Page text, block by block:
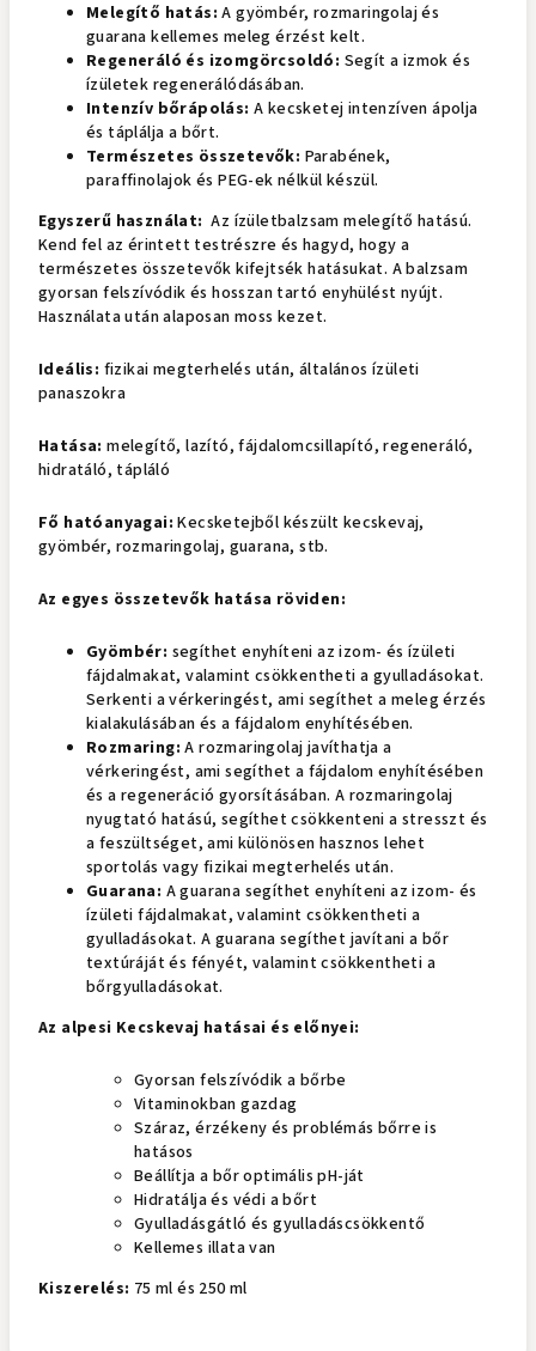
Melegítő hatás: A gyömbér, rozmaringolaj és
guarana kellemes meleg érzést kelt.
Regeneráló és izomgörcsoldó: Segít a izmok és
ízületek regenerálódásában.
Intenzív bőrápolás: A kecsketej intenzíven ápolja
és táplálja a bőrt.
Természetes összetevők: Parabének,
paraffinolajok és PEG-ek nélkül készül.
Egyszerű használat: Az ízületbalzsam melegítő hatású.
Kend fel az érintett testrészre és hagyd, hogy a
természetes összetevők kifejtsék hatásukat. A balzsam
gyorsan felszívódik és hosszan tartó enyhülést nyújt.
Használata után alaposan moss kezet.
Ideális: fizikai megterhelés után, általános ízületi
panaszokra
Hatása: melegítő, lazító, fájdalomcsillapító, regeneráló,
hidratáló, tápláló
Fő hatóanyagai: Kecsketejből készült kecskevaj,
gyömbér, rozmaringolaj, guarana, stb.
Az egyes összetevők hatása röviden:
Gyömbér: segíthet enyhíteni az izom- és ízületi
fájdalmakat, valamint csökkentheti a gyulladásokat.
Serkenti a vérkeringést, ami segíthet a meleg érzés
kialakulásában és a fájdalom enyhítésében.
Rozmaring: A rozmaringolaj javíthatja a
vérkeringést, ami segíthet a fájdalom enyhítésében
és a regeneráció gyorsításában. A rozmaringolaj
nyugtató hatású, segíthet csökkenteni a stresszt és
a feszültséget, ami különösen hasznos lehet
sportolás vagy fizikai megterhelés után.
Guarana: A guarana segíthet enyhíteni az izom- és
ízületi fájdalmakat, valamint csökkentheti a
gyulladásokat. A guarana segíthet javítani a bőr
textúráját és fényét, valamint csökkentheti a
bőrgyulladásokat.
Az alpesi Kecskevaj hatásai és előnyei:
Gyorsan felszívódik a bőrbe
Vitaminokban gazdag
Száraz, érzékeny és problémás bőrre is
hatásos
Beállítja a bőr optimális pH-ját
Hidratálja és védi a bőrt
Gyulladásgátló és gyulladáscsökkentő
Kellemes illata van
Kiszerelés: 75 ml és 250 ml